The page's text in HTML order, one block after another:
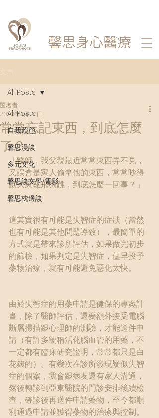
馨思身心醫療
All Posts
自我照顧
馨思漫談
多元文化
馨思談文學/電影
馨思枕邊談
All Posts
常常忘記東西，到底怎麼
了？
匿名者
2023年11月28日
「醫師，我父親最近常常東西弄不見，
又誤會是家人偷拿他的東西，常常吵得
讓大家雞飛狗跳，到底怎麼一回事？」
這其實很有可能是失智症的症狀（當然
也有可能是其他問題導致），最簡單的
方式就是帶來診所評估，如果做完初步
的篩檢，如果判定是失智症，儘早投予
藥物治療，就有可能避免惡化太快。
由於失智症的用藥申請是健保的專案計
畫，除了醫師評估，還要額外接受電腦
斷層掃描跟心理師的測驗，才能送件申
請（有許多號稱活化腦血管的用藥，不
一定都有臨床研究證明，常常都只是白
花錢的）。有幾次在診所發現疑似失智
症的個案，我會跟病友還有家人溝通，
然後轉診到亞東醫院的門診安排後續檢
查，確診後再送件申請藥物，至今都順
利通過申請並獲得藥物的治療與控制。